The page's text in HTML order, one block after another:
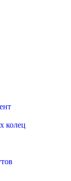
колец